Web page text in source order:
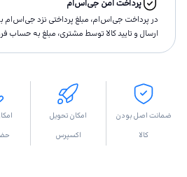
پرداخت امن جی‌اس‌ام
در پرداخت جی‌اس‌ام، مبلغ پرداختى نزد جی‌اس‌ام
ارسال و تاييد كالا توسط مشتری، مبلغ به حساب
ضمانت اصل بودن
کالا
امکان تحویل
اکسپرس